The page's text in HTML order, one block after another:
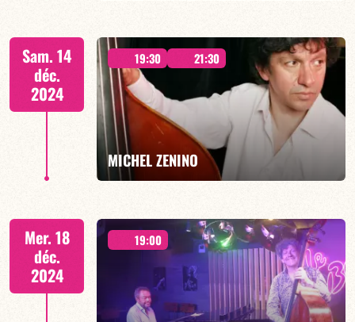
Duo Jazz - 19h00
EN SAVOIR PLUS
Sam. 14
déc.
2024
19:30 21:30
MICHEL ZENINO
ZeWoAï - DEUX SÉANCES 19h30 & 21h30
Mer. 18
déc.
2024
19:00